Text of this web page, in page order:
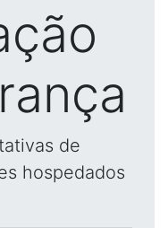
de
hospedados